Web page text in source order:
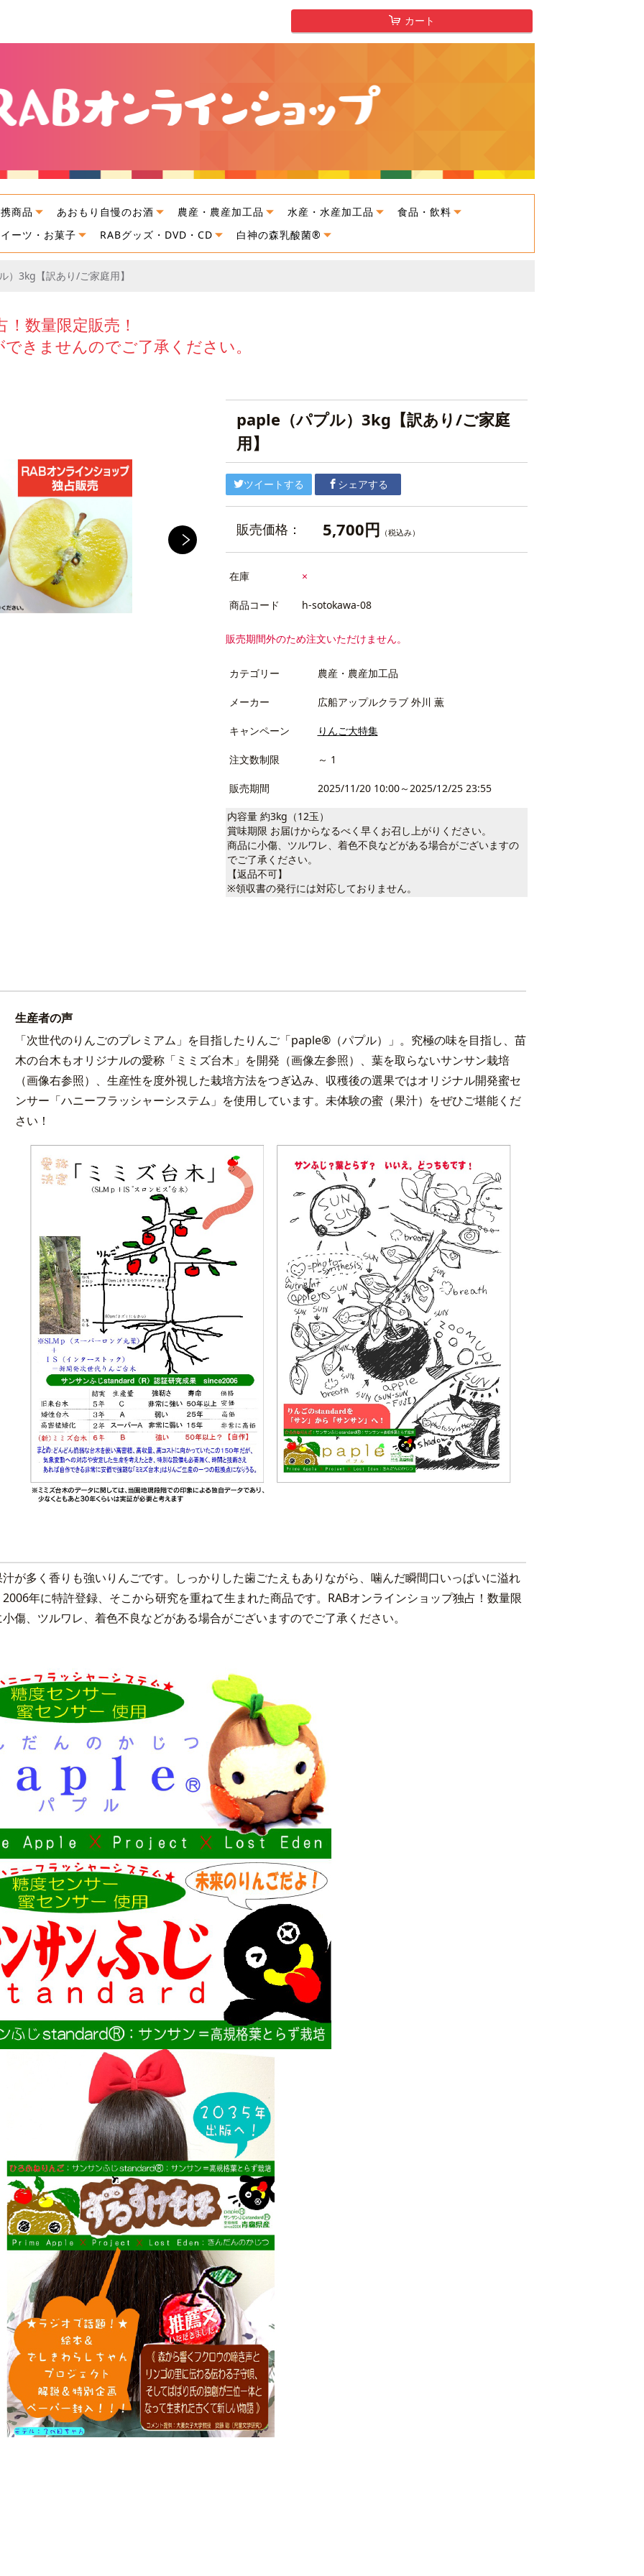
カート
商品 あおもり自慢のお酒 農産・農産加工品 水産・水産加工品
食品・飲料
ーツ・お菓子
RABグッズ・DVD・CD 白神の森乳酸菌®
）3kg【訳あり/ご家庭用】
数量限定販売！
きませんのでご了承ください。
paple（パプル）3kg【訳あり/ご家庭
用】
ツイートする シェアする
販売価格： 5,700円 （税込み）
在庫 ×
商品コード h-sotokawa-08
販売期間外のため注文いただけません。
カテゴリー 農産・農産加工品
メーカー 広船アップルクラブ 外川 薫
キャンペーン りんご大特集
注文数制限 ～ 1
販売期間 2025/11/20 10:00～2025/12/25 23:55
内容量 約3kg（12玉）
賞味期限 お届けからなるべく早くお召し上がりください。
商品に小傷、ツルワレ、着色不良などがある場合がございますの
でご了承ください。
【返品不可】
※領収書の発行には対応しておりません。
生産者の声
「次世代のりんごのプレミアム」を目指したりんご「paple®（パプル）」。究極の味を目指し、苗
木の台木もオリジナルの愛称「ミミズ台木」を開発（画像左参照）、葉を取らないサンサン栽培
（画像右参照）、生産性を度外視した栽培方法をつぎ込み、収穫後の選果ではオリジナル開発蜜セ
ンサー「ハニーフラッシャーシステム」を使用しています。未体験の蜜（果汁）をぜひご堪能くだ
さい！
が多く香りも強いりんごです。しっかりした歯ごたえもありながら、噛んだ瞬間口いっぱいに溢れ
年に特許登録、そこから研究を重ねて生まれた商品です。RABオンラインショップ独占！数量限
傷、ツルワレ、着色不良などがある場合がございますのでご了承ください。